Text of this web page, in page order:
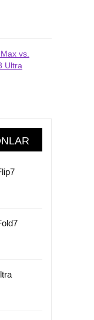
vs.
Ultra